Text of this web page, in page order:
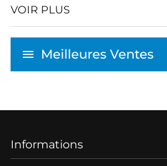
VOIR PLUS
Meilleures Ventes
Informations